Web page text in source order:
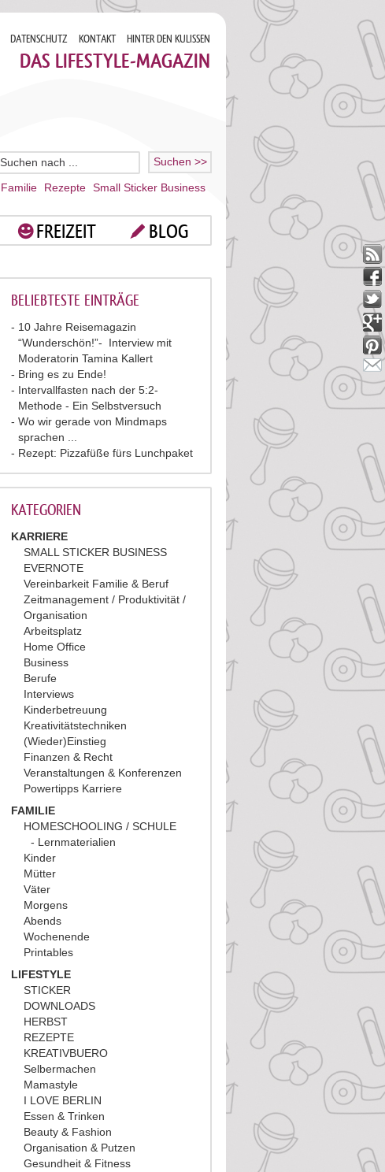
DATENSCHUTZ KONTAKT HINTER DEN KULISSEN
DAS LIFESTYLE-MAGAZIN
Familie Rezepte Small Sticker Business
FREIZEIT BLOG
BELIEBTESTE EINTRÄGE
10 Jahre Reisemagazin
“Wunderschön!”- Interview mit
Moderatorin Tamina Kallert
Bring es zu Ende!
Intervallfasten nach der 5:2-
Methode - Ein Selbstversuch
Wo wir gerade von Mindmaps
sprachen ...
Rezept: Pizzafüße fürs Lunchpaket
KATEGORIEN
KARRIERE
SMALL STICKER BUSINESS
EVERNOTE
Vereinbarkeit Familie & Beruf
Zeitmanagement / Produktivität /
Organisation
Arbeitsplatz
Home Office
Business
Berufe
Interviews
Kinderbetreuung
Kreativitätstechniken
(Wieder)Einstieg
Finanzen & Recht
Veranstaltungen & Konferenzen
Powertipps Karriere
FAMILIE
HOMESCHOOLING / SCHULE
Lernmaterialien
Kinder
Mütter
Väter
Morgens
Abends
Wochenende
Printables
LIFESTYLE
STICKER
DOWNLOADS
HERBST
REZEPTE
KREATIVBUERO
Selbermachen
Mamastyle
I LOVE BERLIN
Essen & Trinken
Beauty & Fashion
Organisation & Putzen
Gesundheit & Fitness